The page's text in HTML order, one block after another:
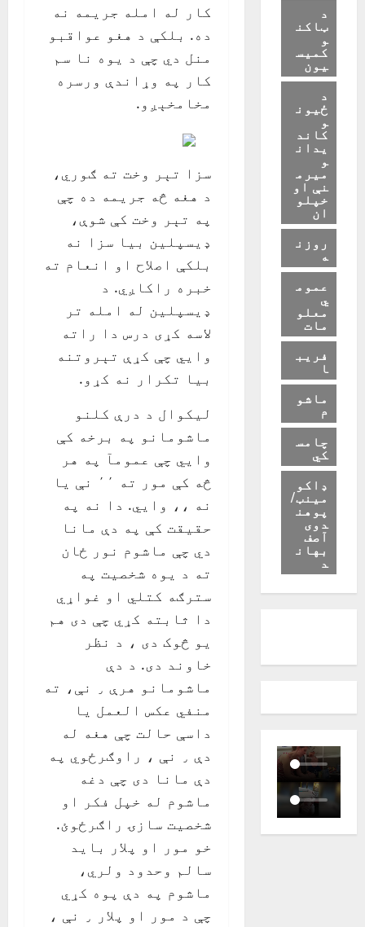
کار له امله جریمه نه
ده. بلکې د هغو عواقبو
منل دي چې د یوه نا سم
کار په وړاندې ورسره
مخامخېږو.
سزا تېر وخت ته ګوري،
د هغه څه جریمه ده چې
په تېر وخت کې شوې،
ډیسپلین بیا سزا نه
بلکې اصلاح او انعام ته
خبره راکاږي. د
ډیسپلین له امله تر
لاسه کړی درس دا راته
وايي چې کړې تېروتنه
بیا تکرار نه کړو.
لیکوال د درې کلنو
ماشومانو په برخه کې
وايي چې عمومآ په هر
څه کې مور ته ٬٬ نې یا
نه ،، وايي. دا نه په
حقیقت کې په دې مانا
دي چې ماشوم نور ځان
ته د یوه شخصیت په
سترګه کتلي او غواړي
دا ثابته کړي چې دی هم
یو څوک دی ، د نظر
خاوند دی. د دې
ماشومانو هرې ٫ نې، ته
منفي عکس العمل یا
داسې حالت چې هغه له
دې ٫ نې ، راوګرځوي په
دې مانا دی چې دغه
ماشوم له خپل فکر او
شخصیت سازۍ راګرځوئ.
خو مور او پلار باید
سالم وحدود ولري،
ماشوم په دې پوه کړي
چې د مور او پلار ٫ نې ،
د
ټاکن
و
کمیس
یون
د
ځیون
و
کاند
یدان
و
میرم
نې او
خپلو
ان
روزن
ه
عموم
ي
معلو
مات
فریب
ا
ماشو
م
چامس
کي
ډاکو
مینټ/
پوهن
دوی
آصف
بهان
د